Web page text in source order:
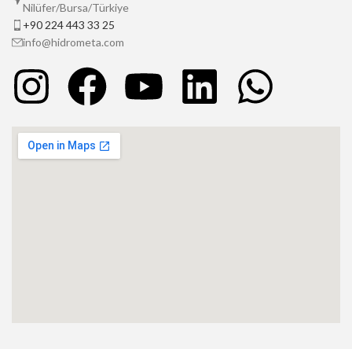
Nilüfer/Bursa/Türkiye
+90 224 443 33 25
info@hidrometa.com